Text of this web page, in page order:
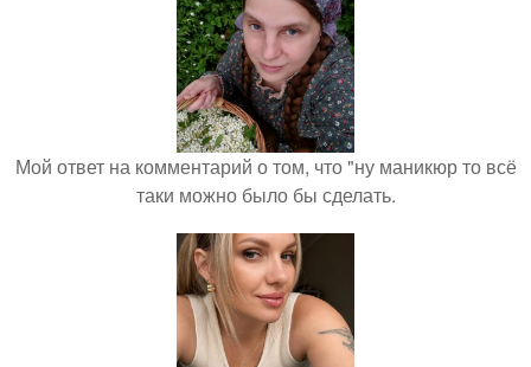
Мой ответ на комментарий о том, что "ну маникюр то всё
таки можно было бы сделать.